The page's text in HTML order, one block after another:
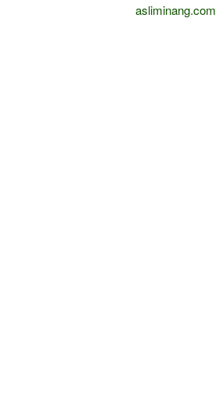
asliminang.com